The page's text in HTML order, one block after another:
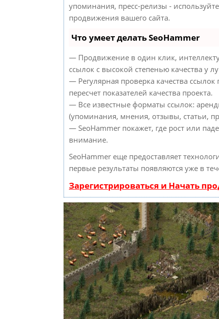
упоминания, пресс-релизы -
продвижения вашего сайта.
Что умеет делать SeoHammer
— Продвижение в один клик,
ссылок с высокой степенью качества у
— Регулярная проверка качества
пересчет показателей качества проекта.
— Все известные форматы ссылок:
(упоминания, мнения, отзывы, статьи,
— SeoHammer покажет, где рост или
внимание.
SeoHammer еще предоставляет
первые результаты появляются уже в
Зарегистрироваться и Начать